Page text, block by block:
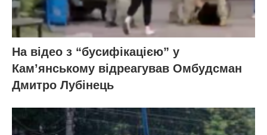
На відео з “бусифікацією” у
Кам’янському відреагував Омбудсман
Дмитро Лубінець